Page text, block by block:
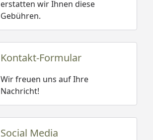
erstatten wir Ihnen diese
Gebühren.
Kontakt-Formular
Wir freuen uns auf Ihre
Nachricht!
Social Media